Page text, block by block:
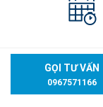
GỌI TƯ VẤN
0967571166